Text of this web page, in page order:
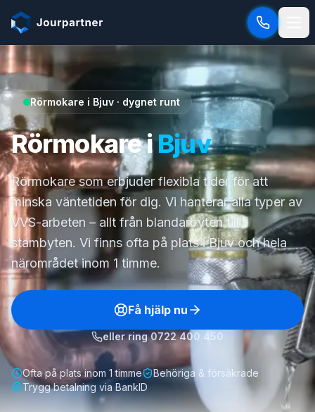
Hoppa till innehåll
Rörmokare i Bjuv · dygnet runt
Rörmokare iBjuv
Rörmokare som erbjuder flexibla tider för att
minska väntetiden för dig. Vi hanterar alla typer av
VVS-arbeten – allt från blandarbyten till
stambyten. Vi finns ofta på plats i Bjuv och hela
närområdet inom 1 timme.
Få hjälp nu
eller ring0722 400 450
Ofta på plats inom 1 timme
Behöriga & försäkrade
Trygg betalning via BankID